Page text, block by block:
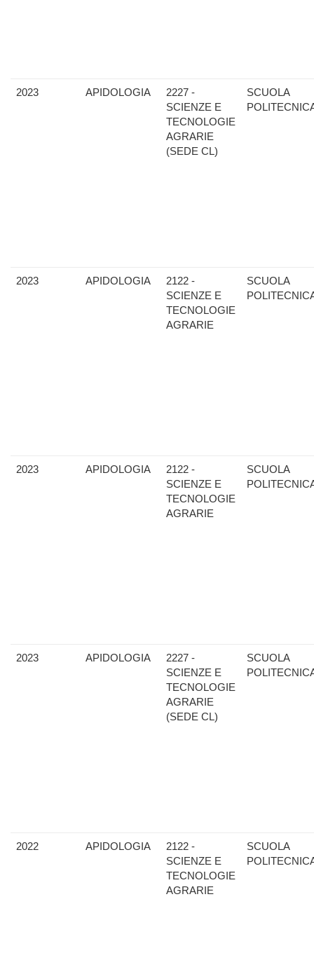
2023 APIDOLOGIA
2227 -
SCIENZE E
TECNOLOGIE
AGRARIE
(SEDE CL)
SCUOLA
2023 APIDOLOGIA
2122 -
SCIENZE E
TECNOLOGIE
AGRARIE
SCUOLA
2023 APIDOLOGIA
2122 -
SCIENZE E
TECNOLOGIE
AGRARIE
SCUOLA
2023 APIDOLOGIA
2227 -
SCIENZE E
TECNOLOGIE
AGRARIE
(SEDE CL)
SCUOLA
2022 APIDOLOGIA
2122 -
SCIENZE E
TECNOLOGIE
AGRARIE
SCUOLA